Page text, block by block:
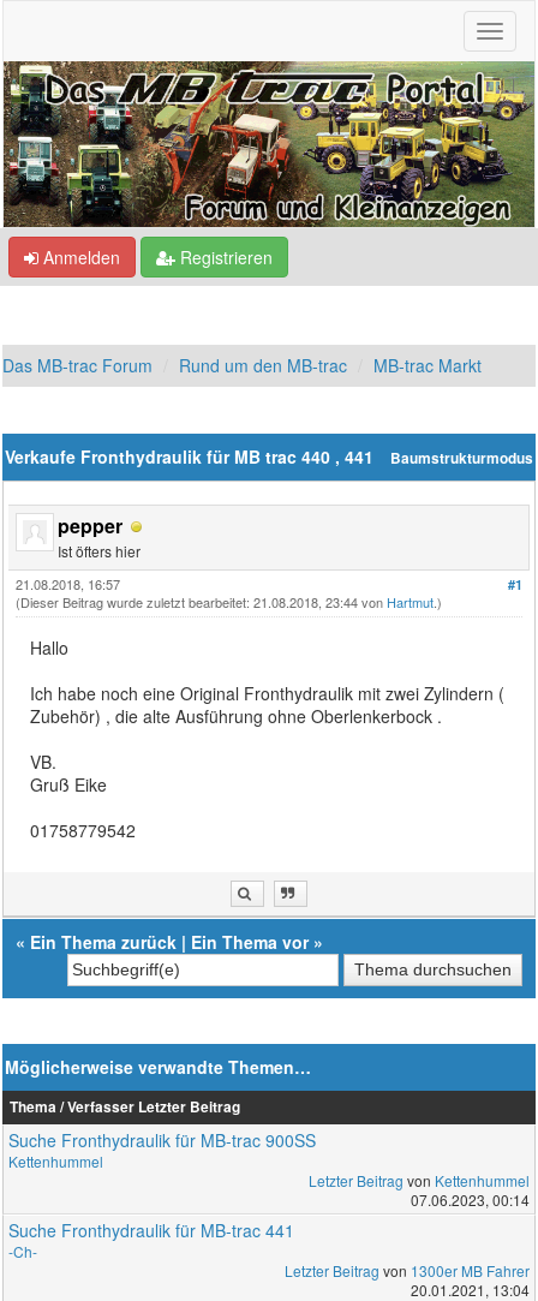
Anmelden Registrieren
Das MB-trac Forum Rund um den MB-trac MB-trac Markt
Baumstrukturmodus
Verkaufe Fronthydraulik für MB trac 440 , 441
pepper
Ist öfters hier
#1
21.08.2018, 16:57
(Dieser Beitrag wurde zuletzt bearbeitet: 21.08.2018, 23:44 von Hartmut.)
Hallo
Ich habe noch eine Original Fronthydraulik mit zwei Zylindern (
Zubehör) , die alte Ausführung ohne Oberlenkerbock .
VB.
Gruß Eike
01758779542
« Ein Thema zurück | Ein Thema vor»
Möglicherweise verwandte Themen…
Thema / Verfasser Letzter Beitrag
Suche Fronthydraulik für MB-trac 900SS
Kettenhummel
Letzter Beitrag von Kettenhummel
07.06.2023, 00:14
Suche Fronthydraulik für MB-trac 441
-Ch-
Letzter Beitrag von 1300er MB Fahrer
20.01.2021, 13:04